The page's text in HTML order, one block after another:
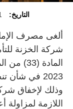
التاريخ:
ألغى مصرف
شركة الخزنة
2023 في شأن
وذلك لإخفاق
اللازمة